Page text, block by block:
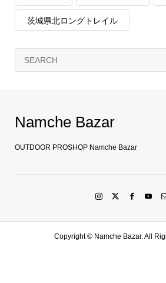
茨城県北ロングトレイル
Namche Bazar
OUTDOOR PROSHOP Namche Bazar
Copyright © Namche Bazar. All